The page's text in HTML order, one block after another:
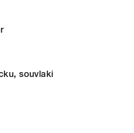
souvlaki